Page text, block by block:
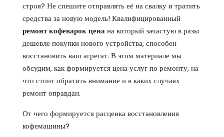
строя? Не спешите отправлять её на свалку и тратить
средства за новую модель! Квалифицированный
ремонт кофеварок ценана который зачастую в разы
дешевле покупки нового устройства, способен
восстановить ваш агрегат. В этом материале мы
обсудим, как формируется цена услуг по ремонту, на
что стоит обратить внимание и в каких случаях
ремонт оправдан.
От чего формируется расценка восстановления
кофемашины?